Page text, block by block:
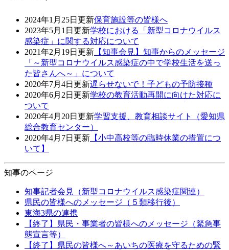
2024年1月25日更新保育施設等の皆様へ
2023年5月1日更新学校における「新型コロナウイルス
感染症」に関する対応について
2021年2月19日更新 【知事会見】知事からのメッセージ
「～新型コロナウイルス感染症の中で学校生活を送っ
た皆さんへ～」について
2020年7月4日更新遅らせないで！子どもの予防接種
2020年6月2日更新学校の教育活動再開に向けた対応に
ついて
2020年4月20日更新学習支援、教育相談サイト（愛知県
総合教育センター）
2020年4月7日更新 【小中高校等の臨時休業の措置につ
いて】
知事のページ
知事記者会見（新型コロナウイルス感染症関連）
県民の皆様へのメッセージ（５類移行後）
東海3県の連携
【終了】県民・事業者の皆様へのメッセージ（緊急事
態宣言等）
【終了】県民の皆様へ～あいちの医療を守るための緊